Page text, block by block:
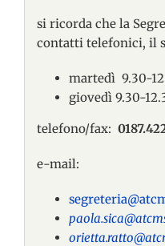
si ricorda che la
contatti telefonici, il
martedì 9.30-
giovedì 9.30-
telefono/fax:
e-mail: